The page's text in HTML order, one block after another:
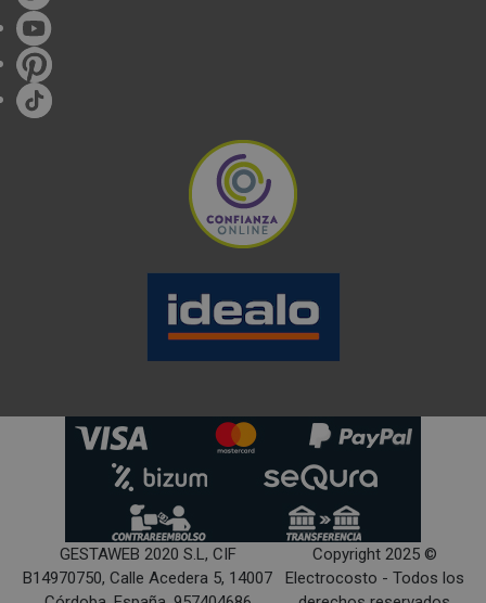
GESTAWEB 2020 S.L, CIF
B14970750, Calle Acedera 5, 14007
Copyright 2025 ©
Electrocosto - Todos los